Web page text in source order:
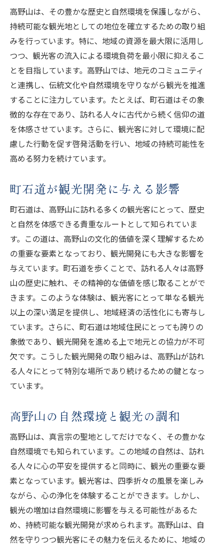
高野山は、その豊かな歴史と自然環境を保護しながら、
持続可能な観光地としての地位を確立するための取り組
みを行っています。特に、地域の資源を最大限に活用し
つつ、観光客の流入による環境負荷を最小限に抑えるこ
とを目指しています。高野山では、地元のコミュニティ
と連携し、伝統文化や自然環境を守りながら観光を推進
することに注力しています。たとえば、町石道はその象
徴的な存在であり、訪れる人々に古代から続く信仰の道
を体感させています。さらに、観光客に対して環境に配
慮した行動を促す啓発活動を行い、地域の持続可能性を
高める努力を続けています。
町石道が観光開発に与える影響
町石道は、高野山に訪れる多くの観光客にとって、歴史
と自然を体感できる貴重なルートとして知られていま
す。この道は、高野山の文化的価値を深く理解するため
の重要な要素となっており、観光開発にも大きな影響を
与えています。町石道を歩くことで、訪れる人々は高野
山の歴史に触れ、その精神的な価値を感じ取ることがで
きます。このような体験は、観光客にとって単なる観光
以上の深い満足を提供し、地域経済の活性化にも寄与し
ています。さらに、町石道は地域住民にとっても誇りの
象徴であり、観光開発を進める上で地元との協力が不可
欠です。こうした観光開発の取り組みは、高野山が訪れ
る人々にとって特別な場所であり続けるための鍵となっ
ています。
高野山の自然環境と観光の調和
高野山は、真言宗の聖地としてだけでなく、その豊かな
自然環境でも知られています。この地域の自然は、訪れ
る人々に心の平安を提供すると同時に、観光の重要な要
素となっています。観光客は、四季折々の風景を楽しみ
ながら、心の浄化を体験することができます。しかし、
観光の増加は自然環境に影響を与える可能性があるた
め、持続可能な観光開発が求められます。高野山は、自
然を守りつつ観光客にその魅力を伝えるために、地域の